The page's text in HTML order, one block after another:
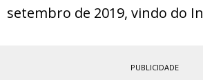
setembro de 2019, vindo do
PUBLICIDADE